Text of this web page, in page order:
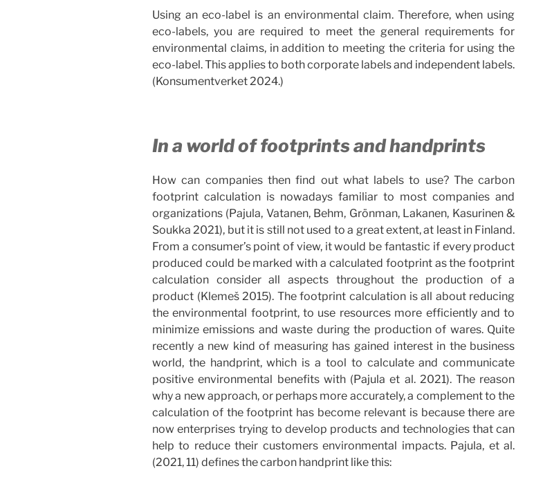
Using an eco-label is an environmental claim. Therefore, when using
eco-labels, you are required to meet the general requirements for
environmental claims, in addition to meeting the criteria for using the
eco-label. This applies to both corporate labels and independent labels.
(Konsumentverket 2024.)
In a world of footprints and handprints
How can companies then find out what labels to use? The carbon
footprint calculation is nowadays familiar to most companies and
organizations (Pajula, Vatanen, Behm, Grönman, Lakanen, Kasurinen &
Soukka 2021), but it is still not used to a great extent, at least in Finland.
From a consumer’s point of view, it would be fantastic if every product
produced could be marked with a calculated footprint as the footprint
calculation consider all aspects throughout the production of a
product (Klemeš 2015). The footprint calculation is all about reducing
the environmental footprint, to use resources more efficiently and to
minimize emissions and waste during the production of wares. Quite
recently a new kind of measuring has gained interest in the business
world, the handprint, which is a tool to calculate and communicate
positive environmental benefits with (Pajula et al. 2021). The reason
why a new approach, or perhaps more accurately, a complement to the
calculation of the footprint has become relevant is because there are
now enterprises trying to develop products and technologies that can
help to reduce their customers environmental impacts. Pajula, et al.
(2021, 11) defines the carbon handprint like this: